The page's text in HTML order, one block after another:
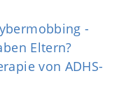
-
Eltern?
von ADHS-